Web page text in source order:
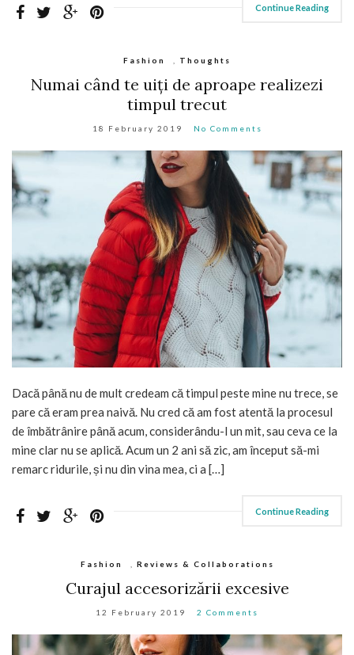
Continue Reading
Fashion Thoughts
Numai când te uiți de aproape realizezi
timpul trecut
18 February 2019 No Comments
Dacă până nu de mult credeam că timpul peste mine nu trece, se
pare că eram prea naivă. Nu cred că am fost atentă la procesul
de îmbătrânire până acum, considerându-l un mit, sau ceva ce la
mine clar nu se aplică. Acum un 2 ani să zic, am început să-mi
remarc ridurile, și nu din vina mea, ci a […]
Continue Reading
Fashion Reviews & Collaborations
Curajul accesorizării excesive
12 February 2019 2 Comments